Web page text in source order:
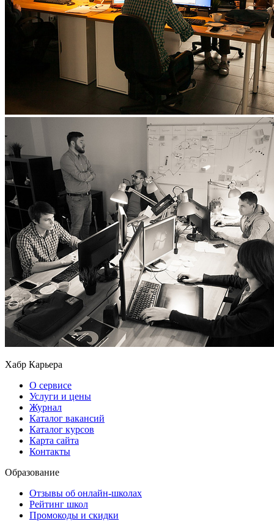
Хабр Карьера
О сервисе
Услуги и цены
Журнал
Каталог вакансий
Каталог курсов
Карта сайта
Контакты
Образование
Отзывы об онлайн-школах
Рейтинг школ
Промокоды и скидки